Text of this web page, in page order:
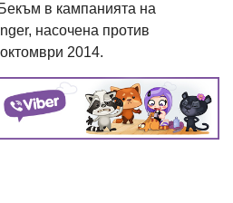
в кампанията на
насочена против
2014.